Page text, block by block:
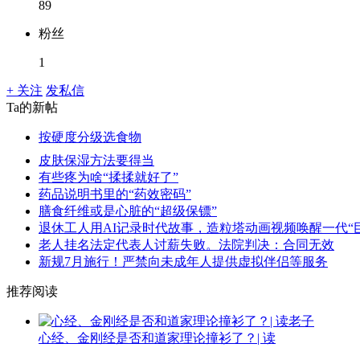
89
粉丝
1
+ 关注 发私信
Ta的新帖
按硬度分级选食物
皮肤保湿方法要得当
有些疼为啥“揉揉就好了”
药品说明书里的“药效密码”
膳食纤维或是心脏的“超级保镖”
退休工人用AI记录时代故事，造粒塔动画视频唤醒一代“
老人挂名法定代表人讨薪失败。法院判决：合同无效
新规7月施行！严禁向未成年人提供虚拟伴侣等服务
推荐阅读
心经、金刚经是否和道家理论撞衫了？| 读